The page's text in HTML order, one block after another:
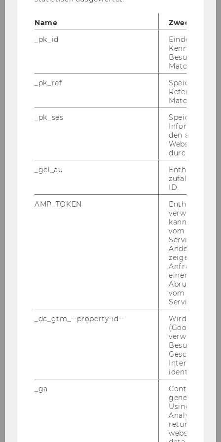
Made in Vietnam the work-life
balance of female migrant
apparel workers in industrial
zone settings within the border
Gender differences in paid and
unpaid work a study based on
2012/13 GGS-Data relating the
gendered division of unpaid work
to paid working time in Austria
Environmental education
programs and educational
learning theories a qualitative
'Umweltbildung' project in
Bozen: enquiring the perspective
Green jobs' implications on the
Microtask crowdworkers' quality
digitalisation and the role of
alienation analysed from the
Name
Zweck
_pk_id
Eindeutige
Besuchers
Matomo.
_pk_ref
Speicherung
Referrers
Matomo.
_pk_ses
Speicherung
den aktuellen
durch
_gcl_au
Enthält eine
ID.
AMP_TOKEN
Enthält ein
verwendet
kann, um
vom AMP-
Service
Andere
zeigen Opt-
Anfrage im
einen Fehler
Abrufen
vom AMP
Service an.
_dc_gtm_--property-id--
Wird von
(Google Tag
verwendet,
Besucher
Geschlecht
Interessen zu
identifizieren.
_ga
Contains a
generated
Using this
Analytics can
returning
website and